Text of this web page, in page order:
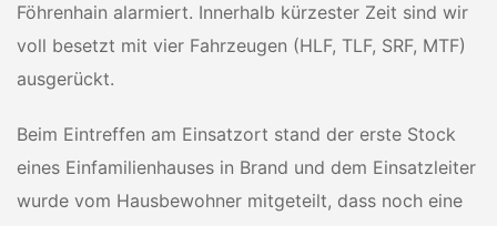
Föhrenhain alarmiert. Innerhalb kürzester Zeit sind wir
voll besetzt mit vier Fahrzeugen (HLF, TLF, SRF, MTF)
ausgerückt.
Beim Eintreffen am Einsatzort stand der erste Stock
eines Einfamilienhauses in Brand und dem Einsatzleiter
wurde vom Hausbewohner mitgeteilt, dass noch eine